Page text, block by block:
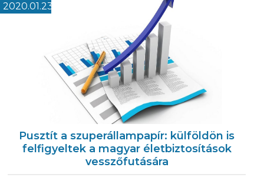
2020.01.23
Pusztít a szuperállampapír: külföldön is
felfigyeltek a magyar életbiztosítások
vesszőfutására